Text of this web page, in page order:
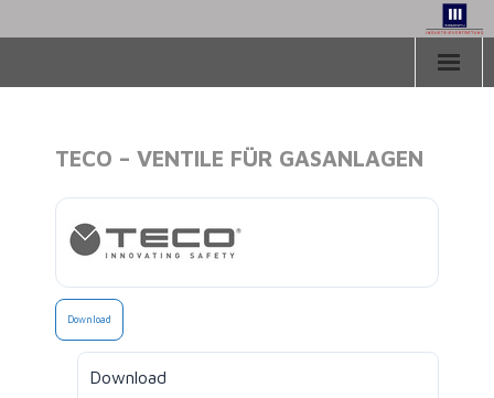
Aktuelles
Downloads
Über uns
TECO – VENTILE FÜR GASANLAGEN
Download
Download